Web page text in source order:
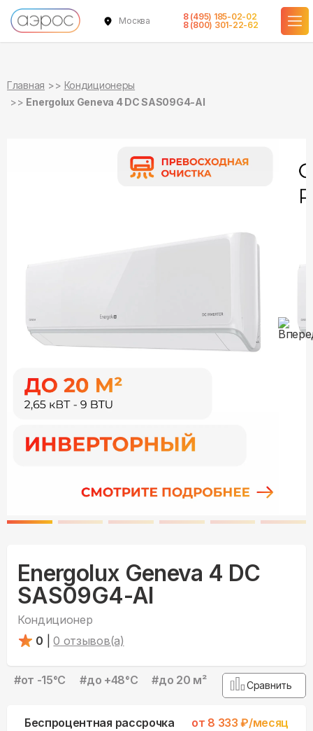
Москва
8 (495) 185-02-02
8 (800) 301-22-62
Главная
Кондиционеры
Energolux Geneva 4 DC SAS09G4-AI
Energolux Geneva 4 DC
SAS09G4-AI
Кондиционер
0
0 отзывов(а)
#от -15°С #до +48°С #до 20 м² Сравнить
Беспроцентная рассрочка от 8 333 ₽/месяц